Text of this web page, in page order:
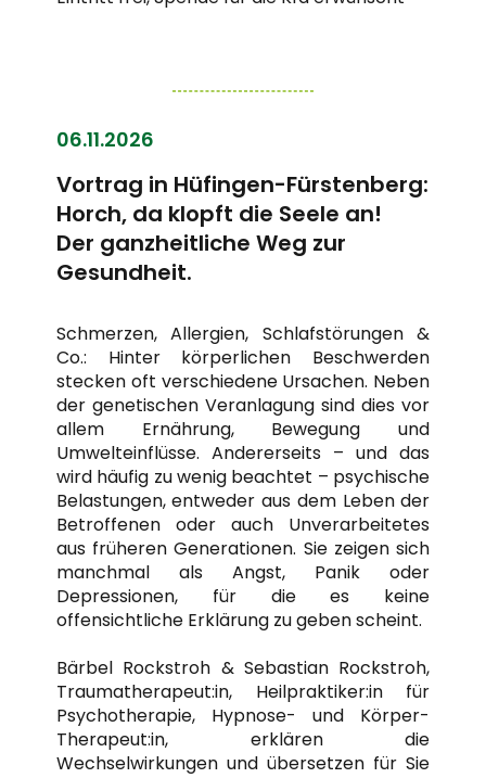
06.11.2026
Vortrag in Hüfingen-Fürstenberg:
Horch, da klopft die Seele an!
Der ganzheitliche Weg zur
Gesundheit.
Schmerzen, Allergien, Schlafstörungen &
Co.: Hinter körperlichen Beschwerden
stecken oft verschiedene Ursachen. Neben
der genetischen Veranlagung sind dies vor
allem Ernährung, Bewegung und
Umwelteinflüsse. Andererseits – und das
wird häufig zu wenig beachtet – psychische
Belastungen, entweder aus dem Leben der
Betroffenen oder auch Unverarbeitetes
aus früheren Generationen. Sie zeigen sich
manchmal als Angst, Panik oder
Depressionen, für die es keine
offensichtliche Erklärung zu geben scheint.
Bärbel Rockstroh & Sebastian Rockstroh,
Traumatherapeut:in, Heilpraktiker:in für
Psychotherapie, Hypnose- und Körper-
Therapeut:in, erklären die
Wechselwirkungen und übersetzen für Sie